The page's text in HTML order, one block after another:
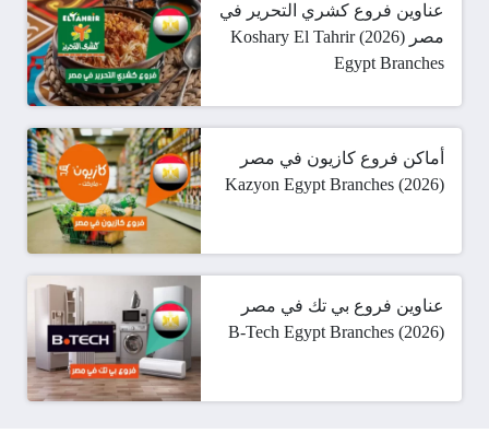
عناوين فروع كشري التحرير في
مصر (2026) Koshary El Tahrir
Egypt Branches
أماكن فروع كازيون في مصر
(2026) Kazyon Egypt Branches
عناوين فروع بي تك في مصر
(2026) B-Tech Egypt Branches